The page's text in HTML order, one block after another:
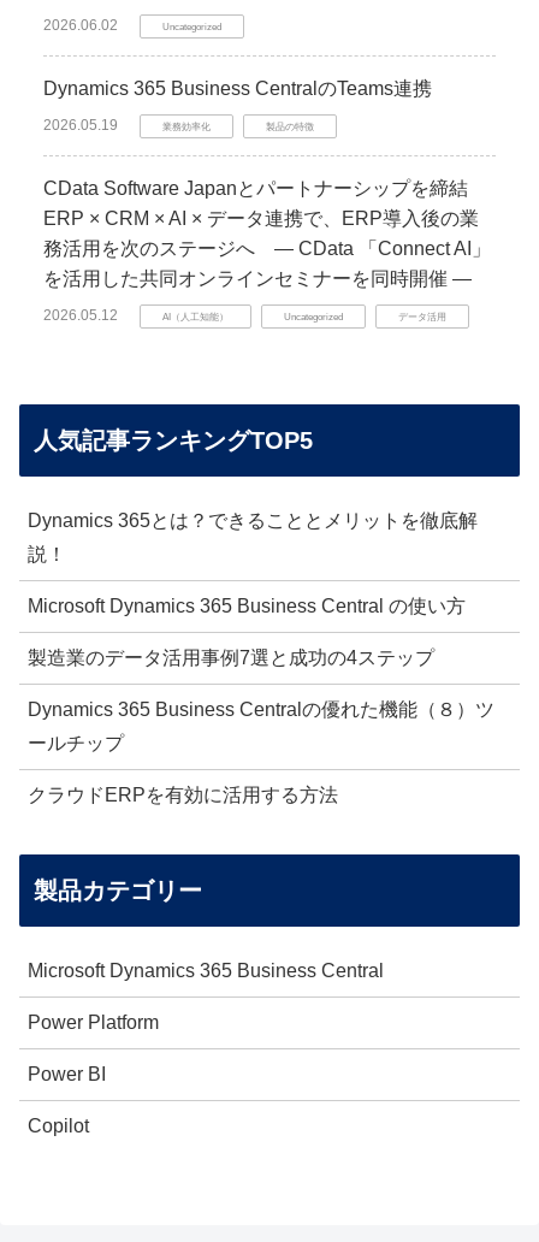
2026.06.02 Uncategorized
Dynamics 365 Business CentralのTeams連携
2026.05.19 業務効率化 製品の特徴
CData Software Japanとパートナーシップを締結
ERP × CRM × AI × データ連携で、ERP導入後の業
務活用を次のステージへ ― CData 「Connect AI」
を活用した共同オンラインセミナーを同時開催 ―
2026.05.12 AI（人工知能） Uncategorized データ活用
人気記事ランキングTOP5
Dynamics 365とは？できることとメリットを徹底解
説！
Microsoft Dynamics 365 Business Central の使い方
製造業のデータ活用事例7選と成功の4ステップ
Dynamics 365 Business Centralの優れた機能（８）ツ
ールチップ
クラウドERPを有効に活用する方法
製品カテゴリー
Microsoft Dynamics 365 Business Central
Power Platform
Power BI
Copilot